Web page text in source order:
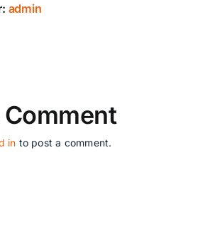
admin
Comment
in to post a comment.